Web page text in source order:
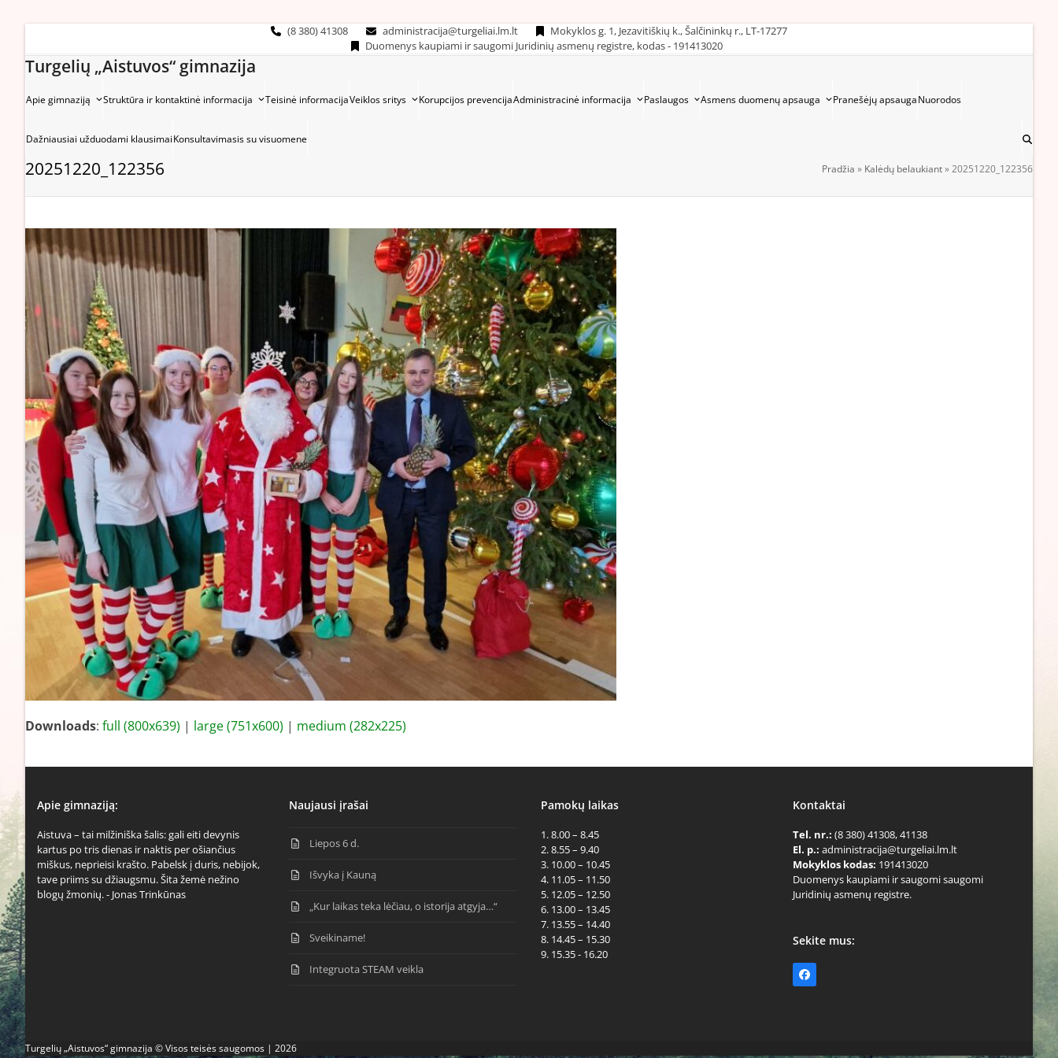
(8 380) 41308 administracija@turgeliai.lm.lt
Mokyklos g. 1, Jezavitiškių k., Šalčininkų r., LT-17277
Duomenys kaupiami ir saugomi Juridinių asmenų registre, kodas - 191413020
Turgelių „Aistuvos“ gimnazija
Apie gimnaziją Struktūra ir kontaktinė informacija Teisinė informacijaVeiklos sritys Korupcijos prevencijaAdministracinė informacija Paslaugos Asmens duomenų apsauga Pranešėjų apsaugaNuorodos
Dažniausiai užduodami klausimaiKonsultavimasis su visuomene
20251220_122356 Pradžia » Kalėdų belaukiant»20251220_122356
Downloads: full (800x639) | large (751x600) | medium (282x225)
Apie gimnaziją:
Aistuva – tai milžiniška šalis: gali eiti devynis
kartus po tris dienas ir naktis per ošiančius
miškus, neprieisi krašto. Pabelsk į duris, nebijok,
tave priims su džiaugsmu. Šita žemė nežino
blogų žmonių. - Jonas Trinkūnas
Naujausi įrašai
Liepos 6 d.
Išvyka į Kauną
„Kur laikas teka lėčiau, o istorija atgyja…“
Sveikiname!
Integruota STEAM veikla
Pamokų laikas
1. 8.00 – 8.45
2. 8.55 – 9.40
3. 10.00 – 10.45
4. 11.05 – 11.50
5. 12.05 – 12.50
6. 13.00 – 13.45
7. 13.55 – 14.40
8. 14.45 – 15.30
9. 15.35 - 16.20
Kontaktai
Tel. nr.: (8 380) 41308, 41138
El. p.: administracija@turgeliai.lm.lt
Mokyklos kodas: 191413020
Duomenys kaupiami ir saugomi saugomi
Juridinių asmenų registre.
Sekite mus:
Facebook
Turgelių „Aistuvos“ gimnazija © Visos teisės saugomos | 2026